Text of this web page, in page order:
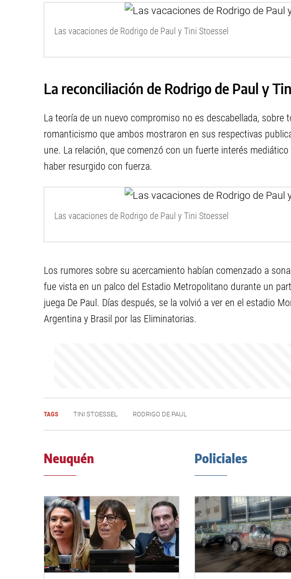
Las vacaciones de Rodrigo de Paul y Tini Stoessel
La reconciliación de Rodrigo de Paul y
La teoría de un nuevo compromiso no es descabellada, sobre
romanticismo que ambos mostraron en sus respectivas
une. La relación, que comenzó con un fuerte interés
haber resurgido con fuerza.
Las vacaciones de Rodrigo de Paul y Tini Stoessel
Los rumores sobre su acercamiento habían comenzado a
fue vista en un palco del Estadio Metropolitano durante un
juega De Paul. Días después, se la volvió a ver en el estadio
Argentina y Brasil por las Eliminatorias.
TAGS TINI STOESSEL RODRIGO DE PAUL
Neuquén Policiales